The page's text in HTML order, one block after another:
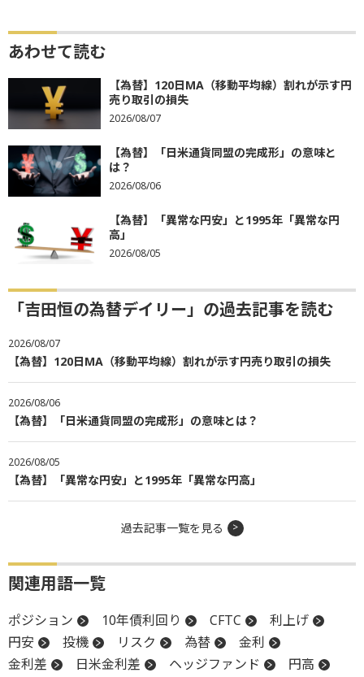
あわせて読む
【為替】120日MA（移動平均線）割れが示す円
売り取引の損失
2026/08/07
【為替】「日米通貨同盟の完成形」の意味と
は？
2026/08/06
【為替】「異常な円安」と1995年「異常な円
高」
2026/08/05
「吉田恒の為替デイリー」の過去記事を読む
2026/08/07
【為替】120日MA（移動平均線）割れが示す円売り取引の損失
2026/08/06
【為替】「日米通貨同盟の完成形」の意味とは？
2026/08/05
【為替】「異常な円安」と1995年「異常な円高」
過去記事一覧を見る
関連用語一覧
ポジション 10年債利回り CFTC
利上げ
円安
投機 リスク 為替
金利
金利差
日米金利差 ヘッジファンド
円高